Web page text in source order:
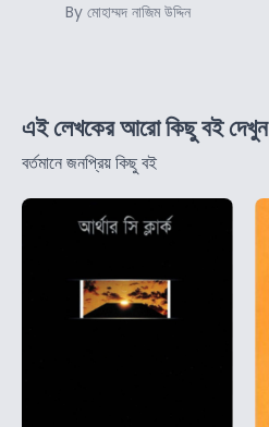
By মোহাম্মদ নাজিম উদ্দিন
এই লেখকের আরো কিছু বই দেখুন
বর্তমানে জনপ্রিয় কিছু বই